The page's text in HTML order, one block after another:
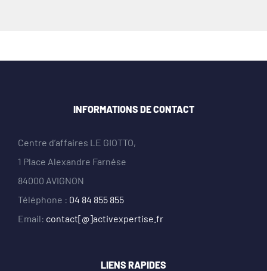
INFORMATIONS DE CONTACT
Centre d’affaires LE GIOTTO,
1 Place Alexandre Farnése
84000 AVIGNON
Téléphone : 04 84 855 855
Email: contact[@]activexpertise.fr
LIENS RAPIDES